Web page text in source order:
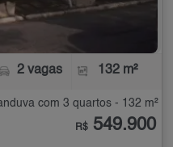
2 vagas 132 m²
com 3 quartos - 132 m²
R$ 549.900